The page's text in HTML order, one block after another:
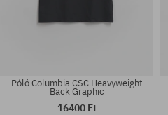
Póló Columbia CSC Heavyweight
Back Graphic
16400 Ft